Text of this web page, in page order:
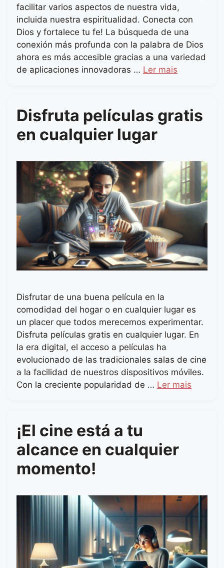
facilitar varios aspectos de nuestra vida,
incluida nuestra espiritualidad. Conecta con
Dios y fortalece tu fe! La búsqueda de una
conexión más profunda con la palabra de Dios
ahora es más accesible gracias a una variedad
de aplicaciones innovadoras … Ler mais
Disfruta películas gratis
en cualquier lugar
Disfrutar de una buena película en la
comodidad del hogar o en cualquier lugar es
un placer que todos merecemos experimentar.
Disfruta películas gratis en cualquier lugar. En
la era digital, el acceso a películas ha
evolucionado de las tradicionales salas de cine
a la facilidad de nuestros dispositivos móviles.
Con la creciente popularidad de … Ler mais
¡El cine está a tu
alcance en cualquier
momento!